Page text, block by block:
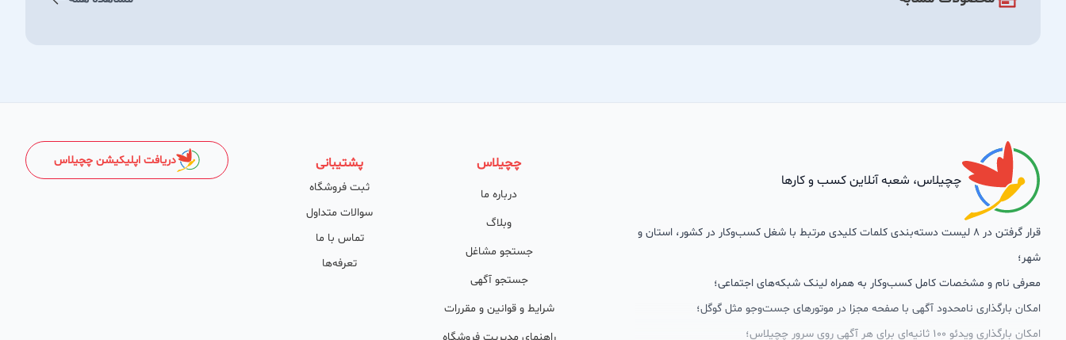
چچیلاس، شعبه آنلاین کسب و کارها
قرار گرفتن در 8 لیست دسته‌بندی کلمات کلیدی مرتبط با شغل کسب‌وکار در کشور، استان و
شهر؛
معرفی نام و مشخصات کامل کسب‌وکار به همراه لینک شبکه‌های اجتماعی؛
امکان بارگذاری نامحدود آگهی با صفحه مجزا در موتورهای جست‌وجو مثل گوگل؛
امکان بارگذاری ویدئو 100 ثانیه‌ای برای هر آگهی روی سرور چچیلاس؛
چچیلاس
درباره ما
وبلاگ
جستجو مشاغل
جستجو آگهی
شرایط و قوانین و مقررات
پشتیبانی
ثبت فروشگاه
سوالات متداول
تماس با ما
تعرفه‌ها
دریافت اپلیکیشن چچیلاس